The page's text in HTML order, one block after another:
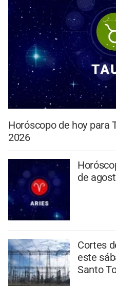
Horóscopo de hoy para
2026
de
Cortes
este
Santo